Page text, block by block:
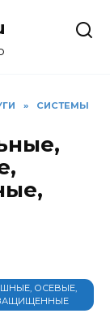
»
СИСТЕМЫ
ОСЕВЫЕ,